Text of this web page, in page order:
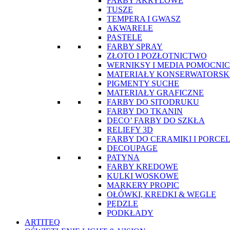
TUSZE
TEMPERA I GWASZ
AKWARELE
PASTELE
FARBY SPRAY
ZŁOTO I POZŁOTNICTWO
WERNIKSY I MEDIA
MATERIAŁY
PIGMENTY SUCHE
MATERIAŁY GRAFICZNE
FARBY DO SITODRUKU
FARBY DO TKANIN
DECO’ FARBY DO SZKŁA
RELIEFY 3D
FARBY DO CERAMIKI I
DECOUPAGE
PATYNA
FARBY KREDOWE
KULKI WOSKOWE
MARKERY PROPIC
OŁÓWKI, KREDKI & WĘGLE
PĘDZLE
PODKŁADY
ARTITEQ